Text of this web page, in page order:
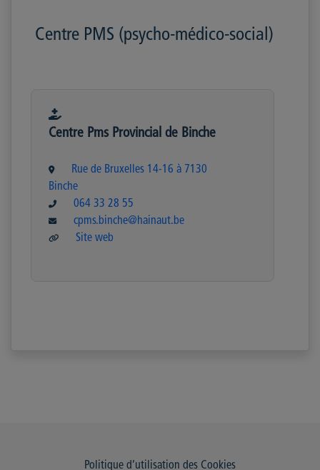
Centre PMS (psycho-médico-social)
Centre Pms Provincial de Binche
Rue de Bruxelles 14-16 à 7130
Binche
064 33 28 55
cpms.binche@hainaut.be
Site web
Politique d’utilisation des Cookies